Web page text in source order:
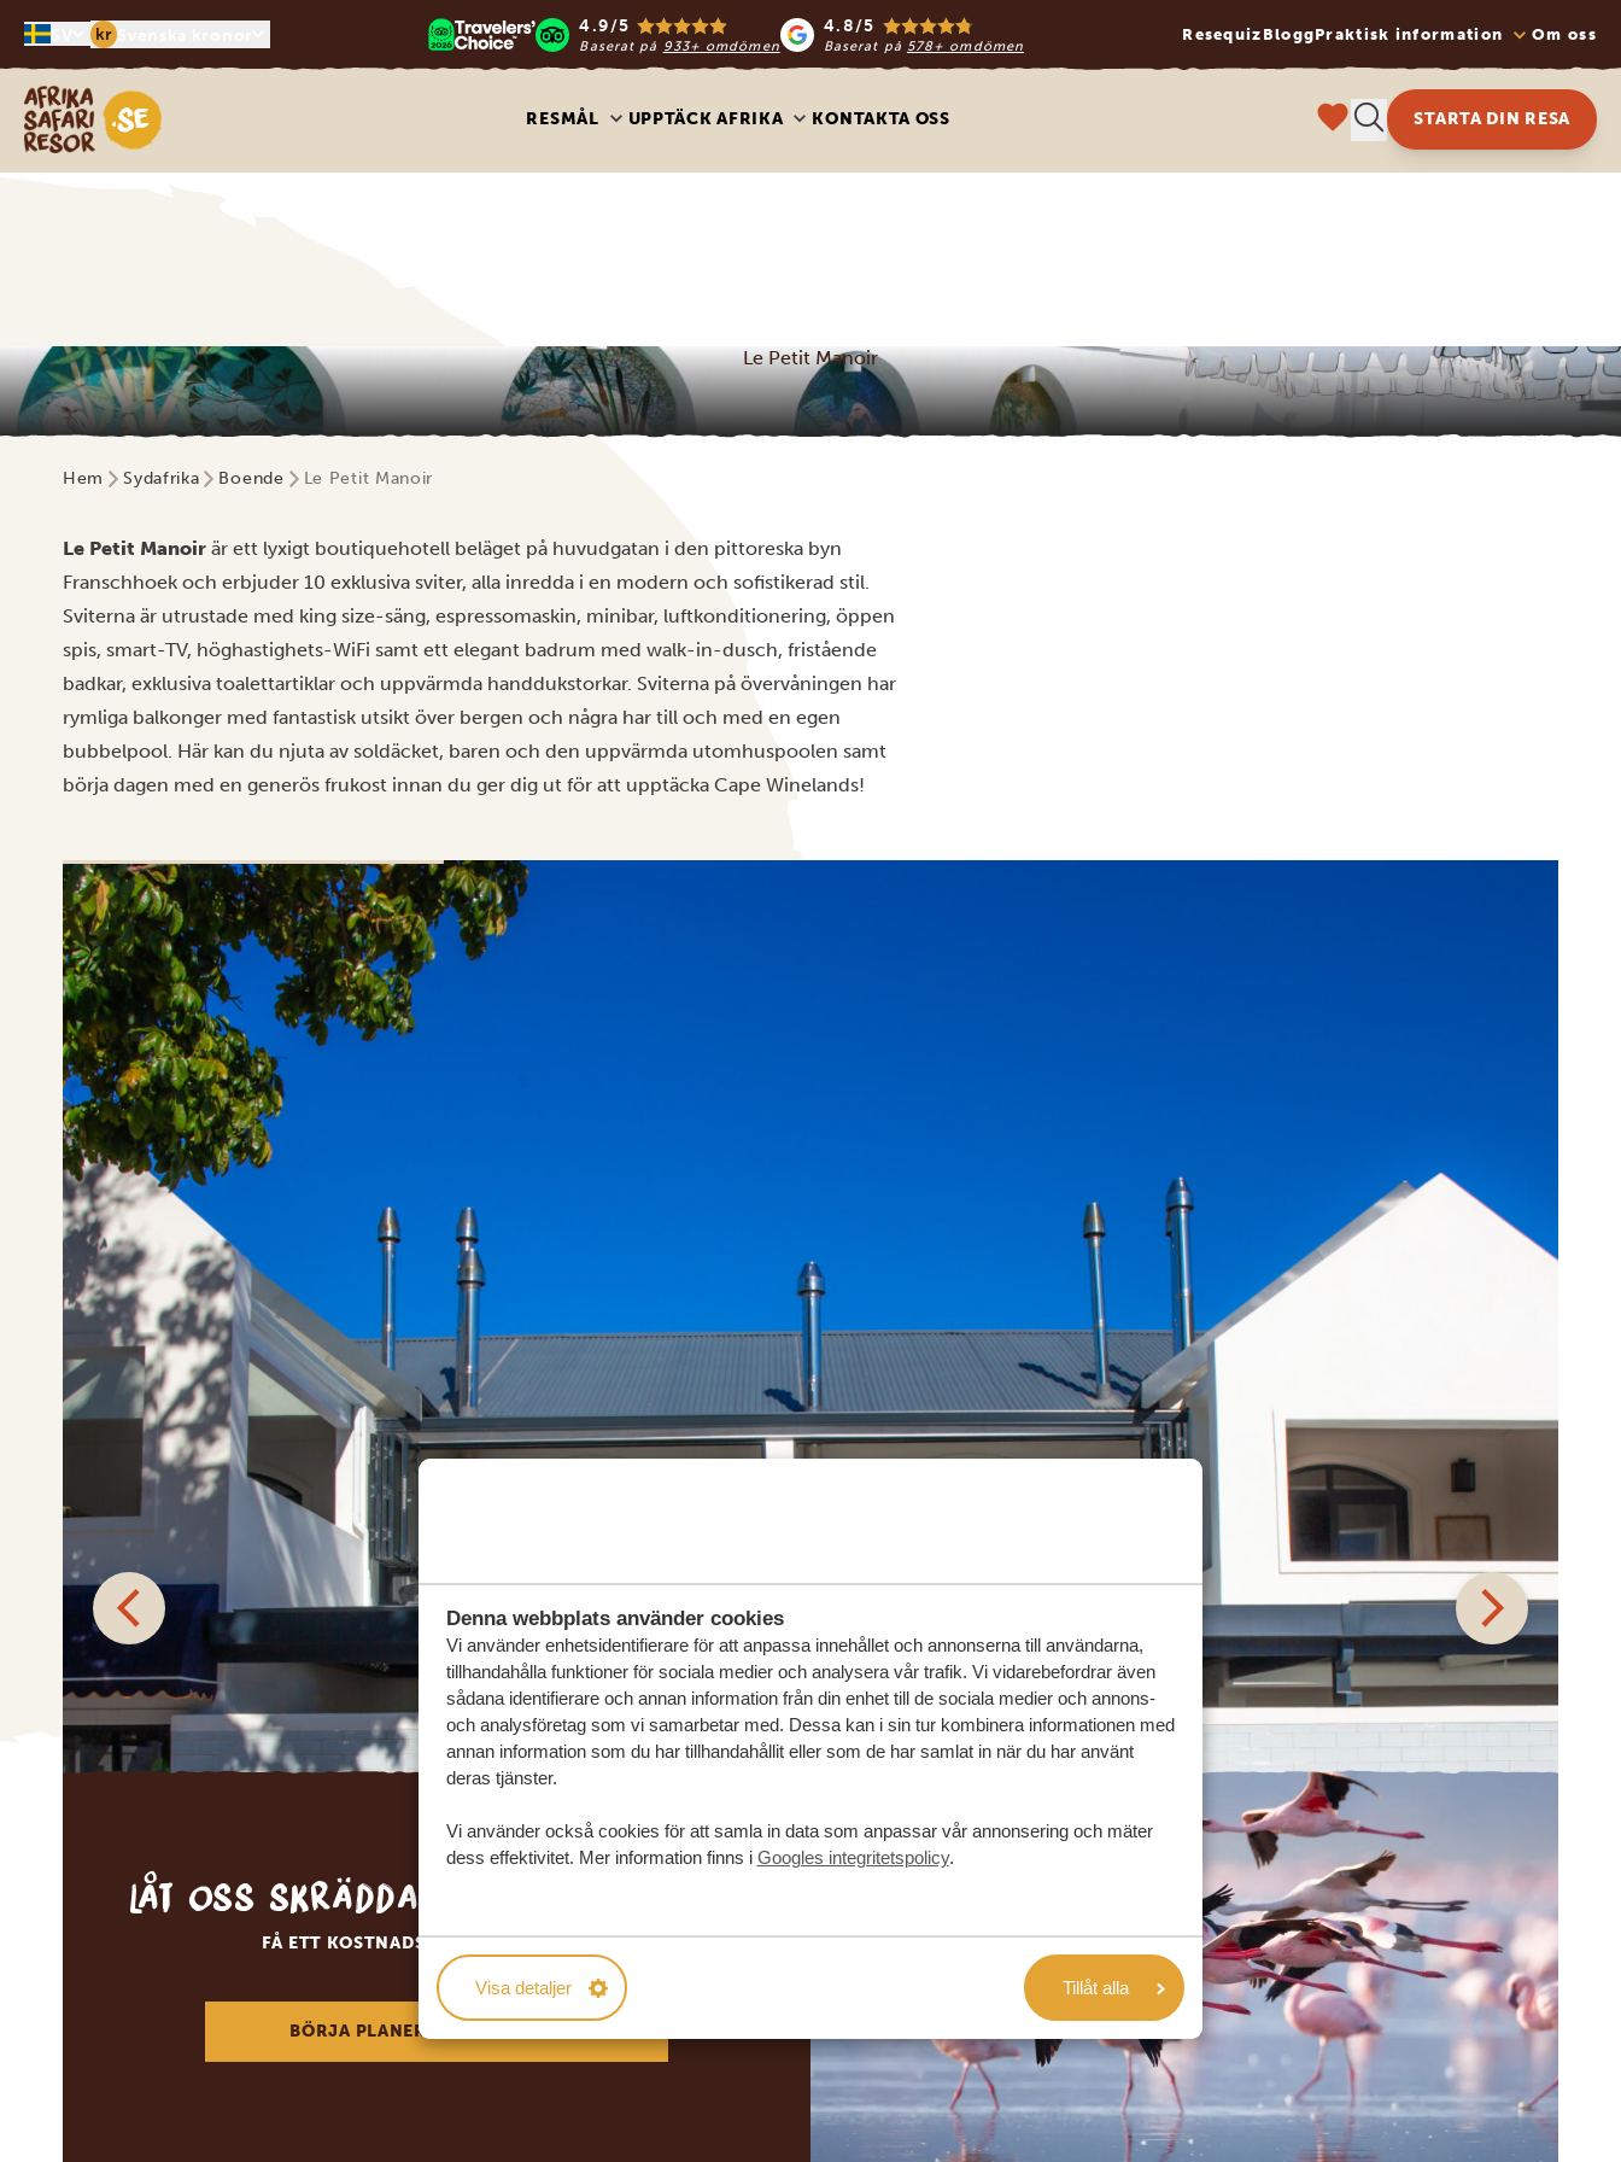
Denna webbplats använder cookies
Vi använder enhetsidentifierare för att anpassa innehållet och annonserna till användarna,
tillhandahålla funktioner för sociala medier och analysera vår trafik. Vi vidarebefordrar även
sådana identifierare och annan information från din enhet till de sociala medier och annons-
och analysföretag som vi samarbetar med. Dessa kan i sin tur kombinera informationen med
annan information som du har tillhandahållit eller som de har samlat in när du har använt
deras tjänster.
Vi använder också cookies för att samla in data som anpassar vår annonsering och mäter
dess effektivitet. Mer information finns i Googles integritetspolicy.
Visa detaljer Tillåt alla
kr 4.9/5
Baserat på 933+ omdömen
4.8/5
Baserat på 578+ omdömen
Resequiz BloggPraktisk information Om oss
Safari-resor i Afrika
RESMÅL UPPTÄCK AFRIKA KONTAKTA OSS STARTA DIN RESA
Le Petit Manoir
Hem Sydafrika Boende Le Petit Manoir
Le Petit Manoir är ett lyxigt boutiquehotell beläget på huvudgatan i den pittoreska byn
Franschhoek och erbjuder 10 exklusiva sviter, alla inredda i en modern och sofistikerad stil.
Sviterna är utrustade med king size-säng, espressomaskin, minibar, luftkonditionering, öppen
spis, smart-TV, höghastighets-WiFi samt ett elegant badrum med walk-in-dusch, fristående
badkar, exklusiva toalettartiklar och uppvärmda handdukstorkar. Sviterna på övervåningen har
rymliga balkonger med fantastisk utsikt över bergen och några har till och med en egen
bubbelpool. Här kan du njuta av soldäcket, baren och den uppvärmda utomhuspoolen samt
börja dagen med en generös frukost innan du ger dig ut för att upptäcka Cape Winelands!
Låt oss skräddarsy din drömresa
FÅ ETT KOSTNADSFRITT RESEFÖRSLAG
BÖRJA PLANERA DIN DRÖMRESA